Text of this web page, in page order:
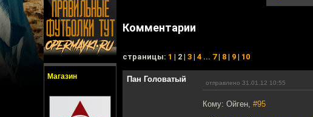
Магазин
Комментарии
cтраницы: 1 | 2 | 3 | 4 ... 7| 8 | 9 | 10
Пан Головатый отправлено 31.01.12 10:55
Кому: Ойген, #95